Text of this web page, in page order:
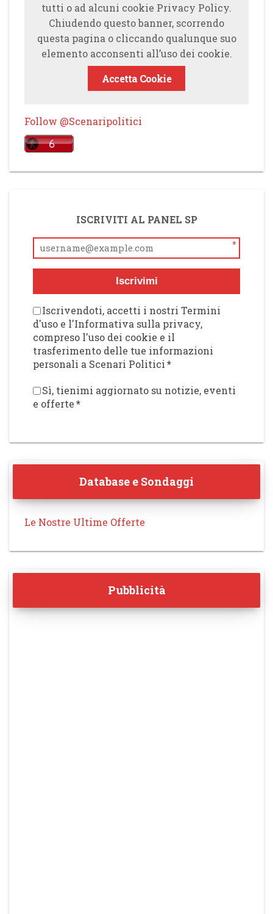
tutti o ad alcuni cookie Privacy Policy.
Chiudendo questo banner, scorrendo
questa pagina o cliccando qualunque suo
elemento acconsenti all’uso dei cookie.
Accetta Cookie
Follow @Scenaripolitici
ISCRIVITI AL PANEL SP
*
Iscrivimi
Iscrivendoti, accetti i nostri Termini
d'uso e l'Informativa sulla privacy,
compreso l'uso dei cookie e il
trasferimento delle tue informazioni
personali a Scenari Politici*
Sì, tienimi aggiornato su notizie, eventi
e offerte*
Database e Sondaggi
Le Nostre Ultime Offerte
Pubblicità